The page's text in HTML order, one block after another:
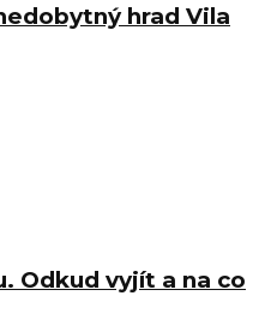
hrad Vila
Odkud vyjít a na co